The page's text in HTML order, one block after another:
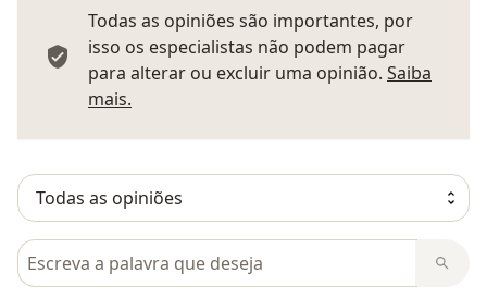
Todas as opiniões são importantes, por
isso os especialistas não podem pagar
para alterar ou excluir uma opinião. Saiba
mais.
Pesquisar em opiniões